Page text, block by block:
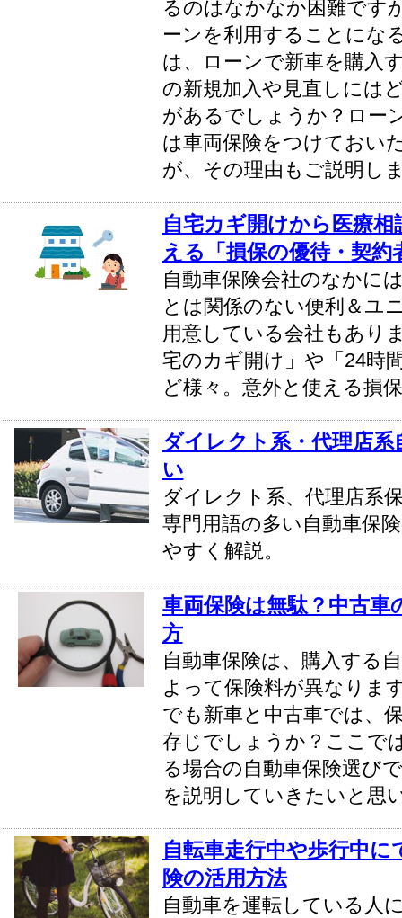
るのはなかなか困難です
ーンを利用することにな
は、ローンで新車を購入
の新規加入や見直しには
があるでしょうか？ロー
は車両保険をつけておい
が、その理由もご説明し
自宅カギ開けから医療
える「損保の優待・契約
自動車保険会社のなかに
とは関係のない便利＆ユ
用意している会社もあり
宅のカギ開け」や「24時
ど様々。意外と使える損
ダイレクト系・代理店系
い
ダイレクト系、代理店系
専門用語の多い自動車保
やすく解説。
車両保険は無駄？中古車
方
自動車保険は、購入する
よって保険料が異なりま
でも新車と中古車では、
存じでしょうか？ここで
る場合の自動車保険選び
を説明していきたいと思
自転車走行中や歩行中に
険の活用方法
自動車を運転している人